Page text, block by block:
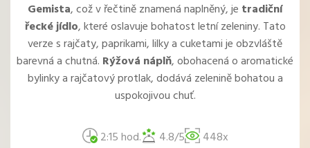
Gemista, což v řečtině znamená naplněný, je tradiční
řecké jídlo, které oslavuje bohatost letní zeleniny. Tato
verze s rajčaty, paprikami, lilky a cuketami je obzvláště
barevná a chutná. Rýžová náplň, obohacená o aromatické
bylinky a rajčatový protlak, dodává zelenině bohatou a
uspokojivou chuť.
2:15 hod. 4.8/5 448x